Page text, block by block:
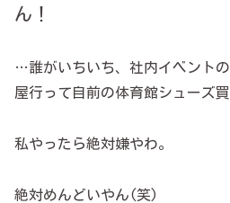
ん！
…誰がいちいち、社内イベント
屋行って自前の体育館シューズ買
私やったら絶対嫌やわ。
絶対めんどいやん(笑)